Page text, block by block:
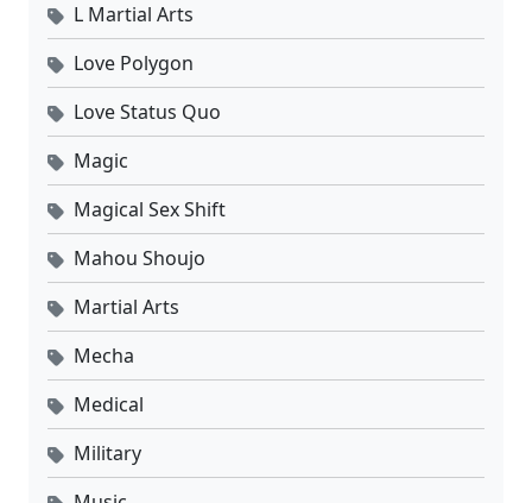
L Martial Arts
Love Polygon
Love Status Quo
Magic
Magical Sex Shift
Mahou Shoujo
Martial Arts
Mecha
Medical
Military